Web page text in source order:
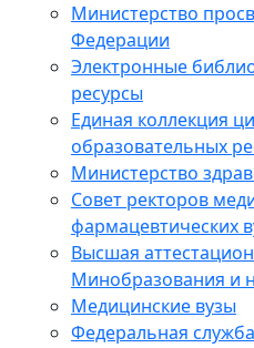
Министерство
Федерации
Электронные
ресурсы
Единая коллекция
образовательных
Министерство
Совет ректоров
фармацевтических
Высшая
Минобразования и
Медицинские вузы
Федеральная